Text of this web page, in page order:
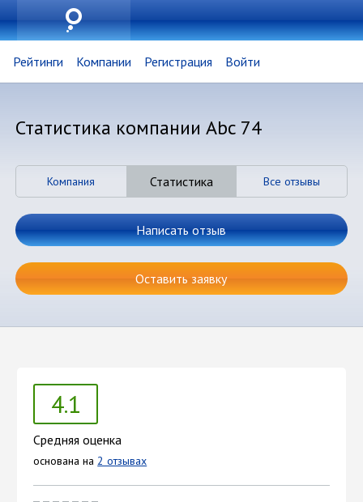
Рейтинги Компании Регистрация Войти
Статистика компании Аbc 74
Компания Статистика Все отзывы
Написать отзыв
Оставить заявку
4.1
Средняя оценка
основана на2 отзывах